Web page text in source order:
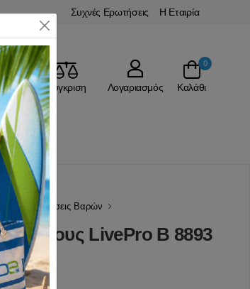
Συχνές Ερωτήσεις Η Εταιρία
Σύγκριση Λογαριασμός
0
Καλάθι
& Βάσεις Βαρών
Δίσκους LivePro Β 8893
Close